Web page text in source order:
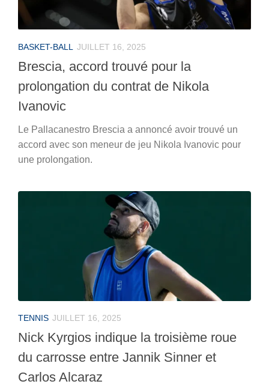
BASKET-BALL JUILLET 16, 2025
Brescia, accord trouvé pour la
prolongation du contrat de Nikola
Ivanovic
Le Pallacanestro Brescia a annoncé avoir trouvé un
accord avec son meneur de jeu Nikola Ivanovic pour
une prolongation.
TENNIS JUILLET 16, 2025
Nick Kyrgios indique la troisième roue
du carrosse entre Jannik Sinner et
Carlos Alcaraz